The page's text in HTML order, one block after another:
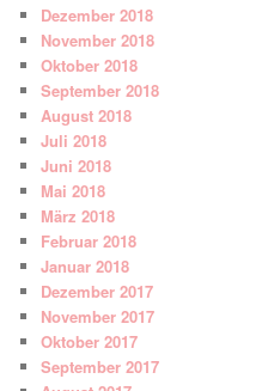
Dezember 2018
November 2018
Oktober 2018
September 2018
August 2018
Juli 2018
Juni 2018
Mai 2018
März 2018
Februar 2018
Januar 2018
Dezember 2017
November 2017
Oktober 2017
September 2017